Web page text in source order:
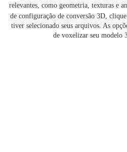
relevantes, como geometria, texturas e
de configuração de conversão 3D,
tiver selecionado seus arquivos. As
de voxelizar seu modelo